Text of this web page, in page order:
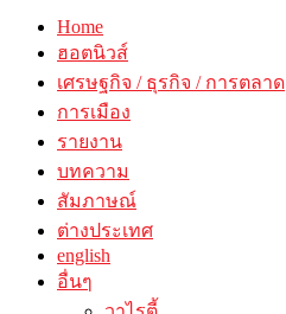
Home
ฮอตนิวส์
เศรษฐกิจ / ธุรกิจ / การตลาด
การเมือง
รายงาน
บทความ
สัมภาษณ์
ต่างประเทศ
english
อื่นๆ